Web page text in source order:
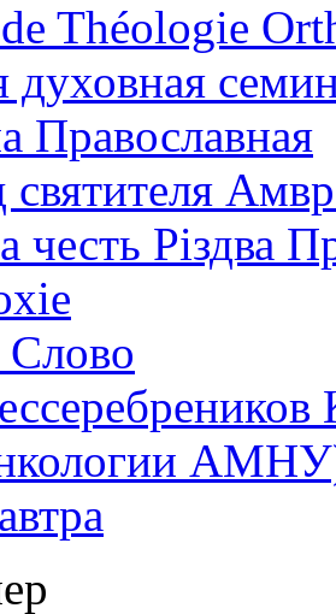
Théologie
духовная
Православная
честь Різдва